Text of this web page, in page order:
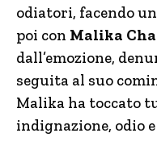
odiatori, facendo
poi con Malika
dall’emozione,
seguita al suo
Malika ha toccato
indignazione, odio